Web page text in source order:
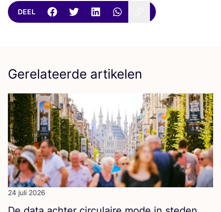
DEEL
Gerelateerde artikelen
24 juli 2026